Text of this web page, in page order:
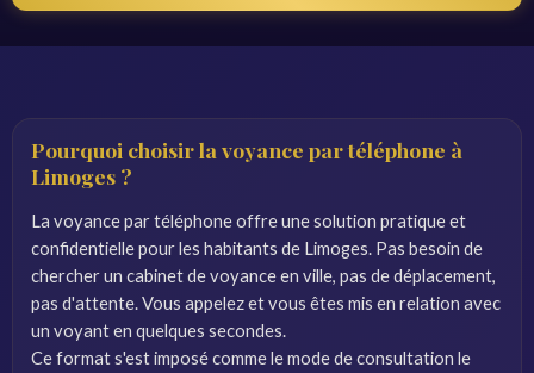
Pourquoi choisir la voyance par téléphone à
Limoges ?
La voyance par téléphone offre une solution pratique et
confidentielle pour les habitants de Limoges. Pas besoin de
chercher un cabinet de voyance en ville, pas de déplacement,
pas d'attente. Vous appelez et vous êtes mis en relation avec
un voyant en quelques secondes.
Ce format s'est imposé comme le mode de consultation le